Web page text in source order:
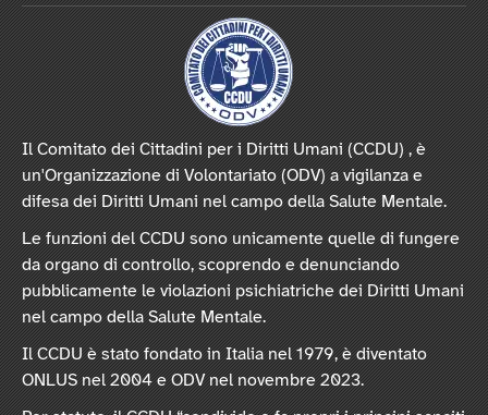
Il Comitato dei Cittadini per i Diritti Umani (CCDU) , è
un'Organizzazione di Volontariato (ODV) a vigilanza e
difesa dei Diritti Umani nel campo della Salute Mentale.
Le funzioni del CCDU sono unicamente quelle di fungere
da organo di controllo, scoprendo e denunciando
pubblicamente le violazioni psichiatriche dei Diritti Umani
nel campo della Salute Mentale.
Il CCDU è stato fondato in Italia nel 1979, è diventato
ONLUS nel 2004 e ODV nel novembre 2023.